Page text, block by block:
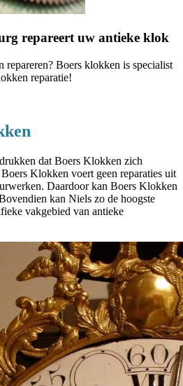
repareert uw antieke klok
Boers klokken is specialist
reparatie!
dat Boers Klokken zich
Klokken voert geen reparaties uit
Daardoor kan Boers Klokken
kan Niels zo de hoogste
vakgebied van antieke